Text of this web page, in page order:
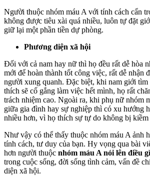
Người thuộc nhóm máu A với tính cách cẩn
không được tiêu xài quá nhiều, luôn tự đặt
giữ lại một phần tiền dự phòng.
Phương diện xã hội
Đối với cả nam hay nữ thì họ đều rất dễ hòa
mới để hoàn thành tốt công việc, rất dễ nhận
người xung quanh. Đặc biệt, khi nam giới tìm
thích sẽ cố gắng làm việc hết mình, họ rất
trách nhiệm cao. Ngoài ra, khi phụ nữ nhóm
giữa gia đình hay sự nghiệp thì có xu hướng
nhiều hơn, vì họ thích sự tự do không bị kiềm
Như vậy có thể thấy thuộc nhóm máu A ảnh
tính cách, tư duy của bạn. Hy vọng qua bài
hơn người thuộc nhóm máu A nói lên điều gì
trong cuộc sống, đời sống tình cảm, vấn đề
diện xã hội.